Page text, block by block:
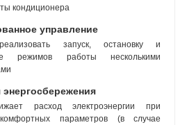
кондиционера
управление
запуск, остановку и
режимов работы несколькими
энергосбережения
расход электроэнергии при
параметров (в случае